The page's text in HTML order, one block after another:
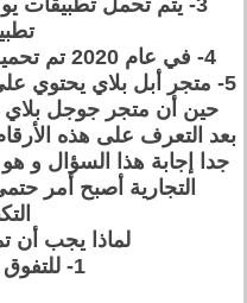
4- في عام 2020 تم تحميل أكثر من 115 مليون تطبيق.
حين أن متجر جوجل بلاي يحتوي على
بعد التعرف على هذه
جدا إجابة هذا السؤال و
التجارية أصبح أمر
لماذا يجب أن
1- للتفوق على منافسيك